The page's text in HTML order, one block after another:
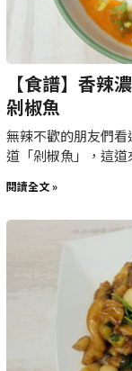
【食譜】香辣
剁椒魚
無辣不歡的朋友們
道「剁椒魚」，這
閱讀全文 »